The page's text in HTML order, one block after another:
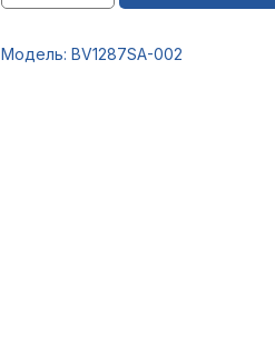
Модель: BV1287SA-002